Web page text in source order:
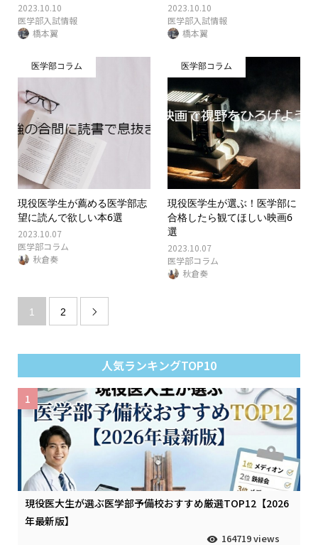
2023.10.10
医学部入試情報
橋本翼
2023.10.10
医学部入試情報
橋本翼
医学部コラム
現役医学生が薦める医学部志
望に読んで欲しい本6選
2023.10.07
医学部コラム
秋倉奏
医学部コラム
現役医学生が選ぶ！医学部に
合格したら観てほしい映画6
選
2023.10.07
医学部コラム
秋倉奏
1 2 
人気ランキングTOP10
現役医大生が選ぶ医学部予備校おすすめ厳選TOP12【2026
年最新版】
164719 views
1